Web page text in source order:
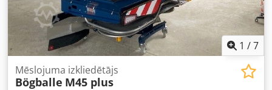
1 /7
Mēslojuma izkliedētājs
Bögballe M45 plus